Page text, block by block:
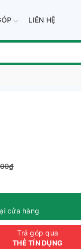
LIÊN HỆ
cửa hàng
Trả góp qua
THẺ TÍN DỤNG